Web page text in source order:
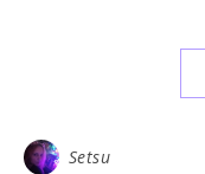
Setsu